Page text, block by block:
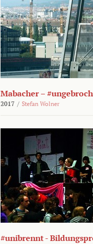
Mabacher –
2017 / Stefan Wolner
#unibrennt -